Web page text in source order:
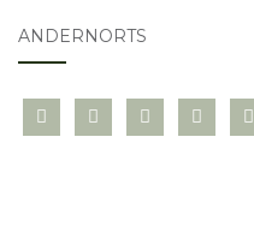
ANDERNORTS
bloglovininstagramtwitter pinterest
mail